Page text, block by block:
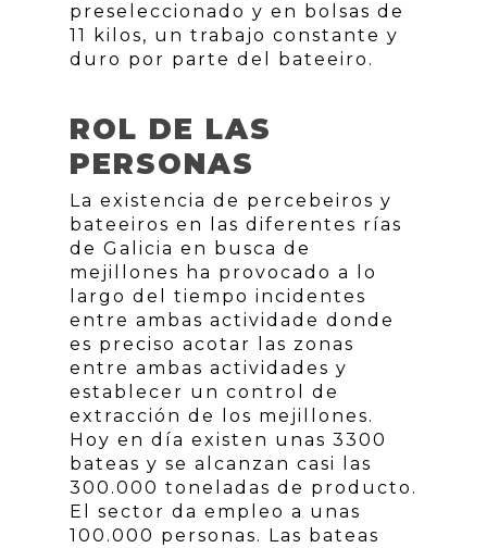
preseleccionado y en bolsas de
11 kilos, un trabajo constante y
duro por parte del bateeiro.
ROL DE LAS
PERSONAS
La existencia de percebeiros y
bateeiros en las diferentes rías
de Galicia en busca de
mejillones ha provocado a lo
largo del tiempo incidentes
entre ambas actividade donde
es preciso acotar las zonas
entre ambas actividades y
establecer un control de
extracción de los mejillones.
Hoy en día existen unas 3300
bateas y se alcanzan casi las
300.000 toneladas de producto.
El sector da empleo a unas
100.000 personas. Las bateas